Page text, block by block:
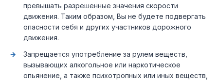
превышать разрешенные значения скорости
движения. Таким образом, Вы не будете подвергать
опасности себя и других участников дорожного
движения.
Запрещается употребление за рулем веществ,
вызывающих алкогольное или наркотическое
опьянение, а также психотропных или иных веществ,